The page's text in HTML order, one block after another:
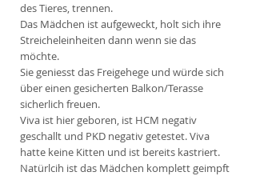
des Tieres, trennen.
Das Mädchen ist aufgeweckt, holt sich ihre
Streicheleinheiten dann wenn sie das
möchte.
Sie geniesst das Freigehege und würde sich
über einen gesicherten Balkon/Terasse
sicherlich freuen.
Viva ist hier geboren, ist HCM negativ
geschallt und PKD negativ getestet. Viva
hatte keine Kitten und ist bereits kastriert.
Natürlcih ist das Mädchen komplett geimpft